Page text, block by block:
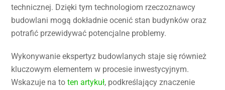
technicznej. Dzięki tym technologiom rzeczoznawcy
budowlani mogą dokładnie ocenić stan budynków oraz
potrafić przewidywać potencjalne problemy.
Wykonywanie ekspertyz budowlanych staje się również
kluczowym elementem w procesie inwestycyjnym.
Wskazuje na toten artykuł, podkreślający znaczenie